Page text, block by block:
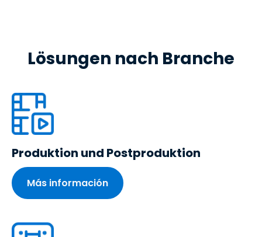
Lösungen nach Branche
Produktion und Postproduktion
Más información